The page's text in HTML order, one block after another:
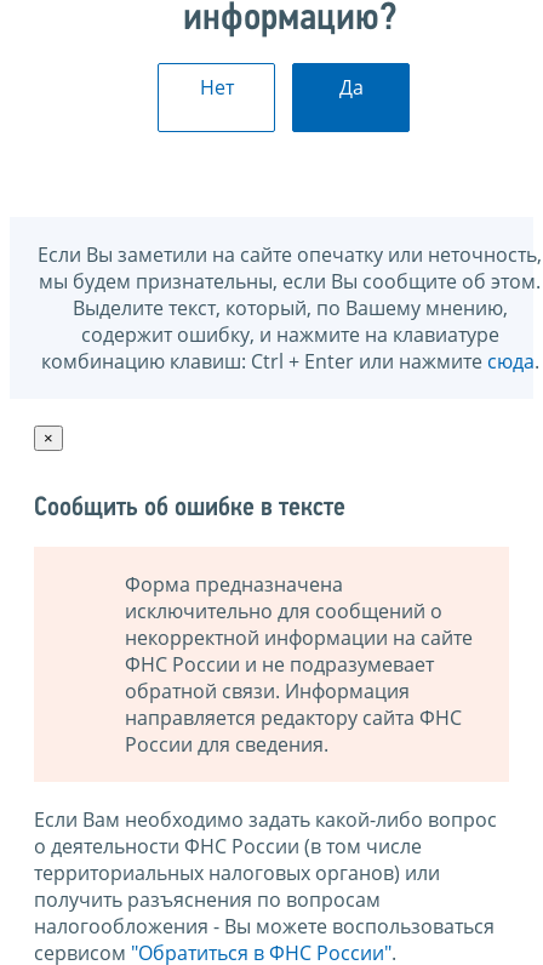
информацию?
Нет Да
Если Вы заметили на сайте опечатку или неточность,
мы будем признательны, если Вы сообщите об этом.
Выделите текст, который, по Вашему мнению,
содержит ошибку, и нажмите на клавиатуре
комбинацию клавиш: Ctrl + Enter или нажмите сюда.
×
Сообщить об ошибке в тексте
Форма предназначена
исключительно для сообщений о
некорректной информации на сайте
ФНС России и не подразумевает
обратной связи. Информация
направляется редактору сайта ФНС
России для сведения.
Если Вам необходимо задать какой-либо вопрос
о деятельности ФНС России (в том числе
территориальных налоговых органов) или
получить разъяснения по вопросам
налогообложения - Вы можете воспользоваться
сервисом "Обратиться в ФНС России".